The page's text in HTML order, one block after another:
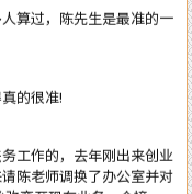
的很准!
工作的，去年刚出来创业
陈老师调换了办公室并对
变至现在业务一个接一